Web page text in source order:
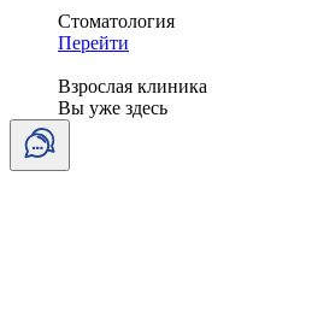
Стоматология
Перейти
Взрослая клиника
Вы уже здесь